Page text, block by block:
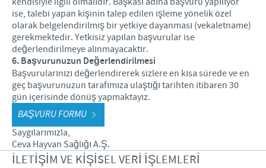
ise, talebi yapan kişinin talep edilen işleme yönelik özel
olarak belgelendirilmiş bir yetkiye dayanması (vekaletname)
gerekmektedir. Yetkisiz yapılan başvurular ise
değerlendirilmeye alınmayacaktır.
6. Başvurunuzun Değerlendirilmesi
Başvurularınızı değerlendirerek sizlere en kısa sürede ve en
geç başvurunuzun tarafımıza ulaştığı tarihten itibaren 30
gün içerisinde dönüş yapmaktayız.
BAŞVURU FORMU
Saygılarımızla,
Ceva Hayvan Sağlığı A.Ş.
İLETİŞİM VE KİŞİSEL VERİ İŞLEMLERİ